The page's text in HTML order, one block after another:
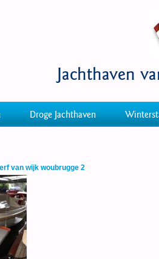
Jachthaven
Droge Jachthaven
van wijk woubrugge 2